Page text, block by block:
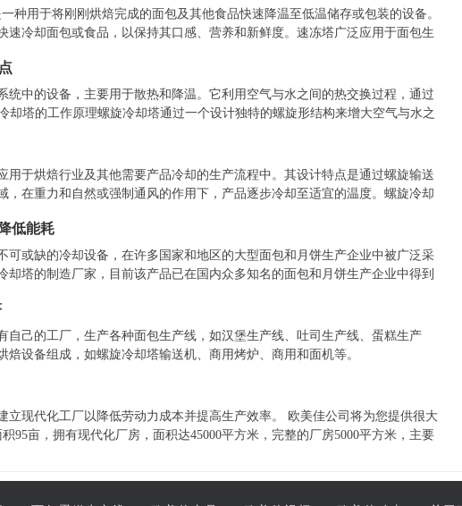
种用于将刚刚烘焙完成的面包及其他食品快速降温至低温储存或包装的设备。
速冷却面包或食品，以保持其口感、营养和新鲜度。速冻塔广泛应用于面包生
成分。 2. 3. 冷却介质： 速冻塔通常采用液氮或冷却氟利昂等制冷介质。这些
低至-18°C或更低，快速冻结食品中的水分，防止水分析出，保持食品的湿润
统中的设备，主要用于散热和降温。它利用空气与水之间的热交换过程，通过
却塔的工作原理螺旋冷却塔通过一个设计独特的螺旋形结构来增大空气与水之
空气流动，这些空气流与水流交错，通过蒸发作用带走热量。· 蒸发冷却：当
被回收并再次循环使用，直到达到所需的冷却效果。欧美佳螺旋冷却塔特点
用于烘焙行业及其他需要产品冷却的生产流程中。其设计特点是通过螺旋输送
，在重力和自然或强制通风的作用下，产品逐步冷却至适宜的温度。螺旋冷却
。根据不同的产品类型和产量需求，螺旋冷却塔的设计可以进行个性化定制，
性能特点 ：
低能耗
可或缺的冷却设备，在许多国家和地区的大型面包和月饼生产企业中被广泛采
却塔的制造厂家，目前该产品已在国内众多知名的面包和月饼生产企业中得到
自己的工厂，生产各种面包生产线，如汉堡生产线、吐司生产线、蛋糕生产
设备组成，如螺旋冷却塔输送机、商用烤炉、商用和面机等。
立现代化工厂以降低劳动力成本并提高生产效率。 欧美佳公司将为您提供很大
95亩，拥有现代化厂房，面积达45000平方米，完整的厂房5000平方米，主要